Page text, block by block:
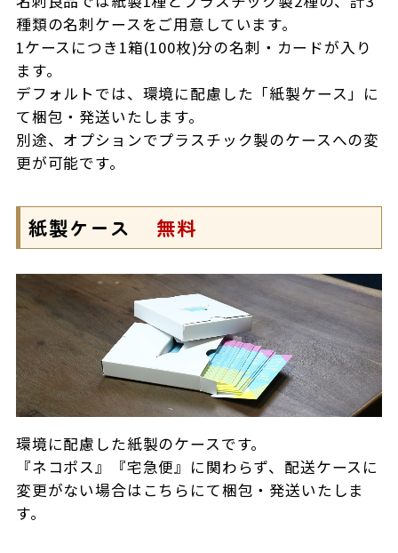
種類の名刺ケースをご用意しています。
1ケースにつき1箱(100枚)分の名刺・カードが入り
ます。
デフォルトでは、環境に配慮した「紙製ケース」に
て梱包・発送いたします。
別途、オプションでプラスチック製のケースへの変
更が可能です。
紙製ケース 無料
環境に配慮した紙製のケースです。
『ネコポス』『宅急便』に関わらず、配送ケースに
変更がない場合はこちらにて梱包・発送いたしま
す。